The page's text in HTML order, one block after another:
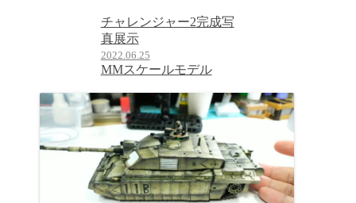
チャレンジャー2完成写
真展示
2022.06.25
MMスケールモデル